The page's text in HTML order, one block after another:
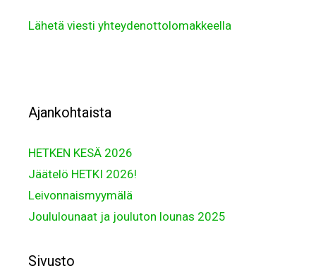
Lähetä viesti yhteydenottolomakkeella
Ajankohtaista
HETKEN KESÄ 2026
Jäätelö HETKI 2026!
Leivonnaismyymälä
Joululounaat ja jouluton lounas 2025
Sivusto